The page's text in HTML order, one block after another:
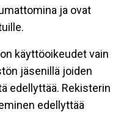
ja ovat
käyttöoikeudet vain
jäsenillä joiden
edellyttää. Rekisterin
edellyttää